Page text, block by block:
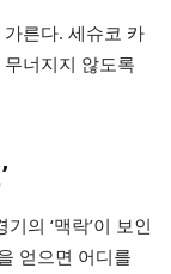
른다. 세슈코 카
너지지 않도록
의 ‘맥락’이 보인
얻으면 어디를